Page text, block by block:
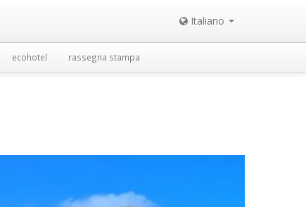
Italiano
ecohotel rassegna stampa